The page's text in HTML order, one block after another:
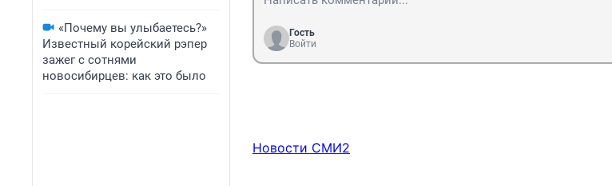
«Почему вы улыбаетесь?»
Известный корейский рэпер
зажег с сотнями
новосибирцев: как это было
Гость
Войти
Новости СМИ2